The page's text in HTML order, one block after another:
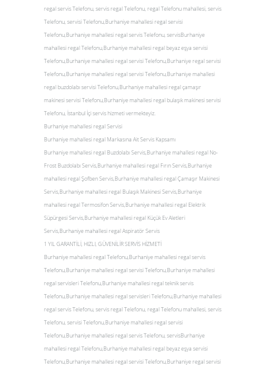
regal servis Telefonu, servis regal Telefonu, regal Telefonu mahallesi, servis
Telefonu, servisi Telefonu,Burhaniye mahallesi regal servisi
Telefonu,Burhaniye mahallesi regal servis Telefonu, servisBurhaniye
mahallesi regal Telefonu,Burhaniye mahallesi regal beyaz eşya servisi
Telefonu,Burhaniye mahallesi regal servisi Telefonu,Burhaniye regal servisi
Telefonu,Burhaniye mahallesi regal servisi Telefonu,Burhaniye mahallesi
regal buzdolabı servisi Telefonu,Burhaniye mahallesi regal çamaşır
makinesi servisi Telefonu,Burhaniye mahallesi regal bulaşık makinesi servisi
Telefonu, İstanbul İçi servis hizmeti vermekteyiz.
Burhaniye mahallesi regal Servisi
Burhaniye mahallesi regal Markasına Ait Servis Kapsamı
Burhaniye mahallesi regal Buzdolabı Servis,Burhaniye mahallesi regal No-
Frost Buzdolabı Servis,Burhaniye mahallesi regal Fırın Servis,Burhaniye
mahallesi regal Şofben Servis,Burhaniye mahallesi regal Çamaşır Makinesi
Servis,Burhaniye mahallesi regal Bulaşık Makinesi Servis,Burhaniye
mahallesi regal Termosifon Servis,Burhaniye mahallesi regal Elektrik
Süpürgesi Servis,Burhaniye mahallesi regal Küçük Ev Aletleri
Servis,Burhaniye mahallesi regal Aspiratör Servis
1 YIL GARANTİLİ, HIZLI, GÜVENİLİR SERVİS HİZMETİ
Burhaniye mahallesi regal Telefonu,Burhaniye mahallesi regal servis
Telefonu,Burhaniye mahallesi regal servisi Telefonu,Burhaniye mahallesi
regal servisleri Telefonu,Burhaniye mahallesi regal teknik servis
Telefonu,Burhaniye mahallesi regal servisleri Telefonu,Burhaniye mahallesi
regal servis Telefonu, servis regal Telefonu, regal Telefonu mahallesi, servis
Telefonu, servisi Telefonu,Burhaniye mahallesi regal servisi
Telefonu,Burhaniye mahallesi regal servis Telefonu, servisBurhaniye
mahallesi regal Telefonu,Burhaniye mahallesi regal beyaz eşya servisi
Telefonu,Burhaniye mahallesi regal servisi Telefonu,Burhaniye regal servisi